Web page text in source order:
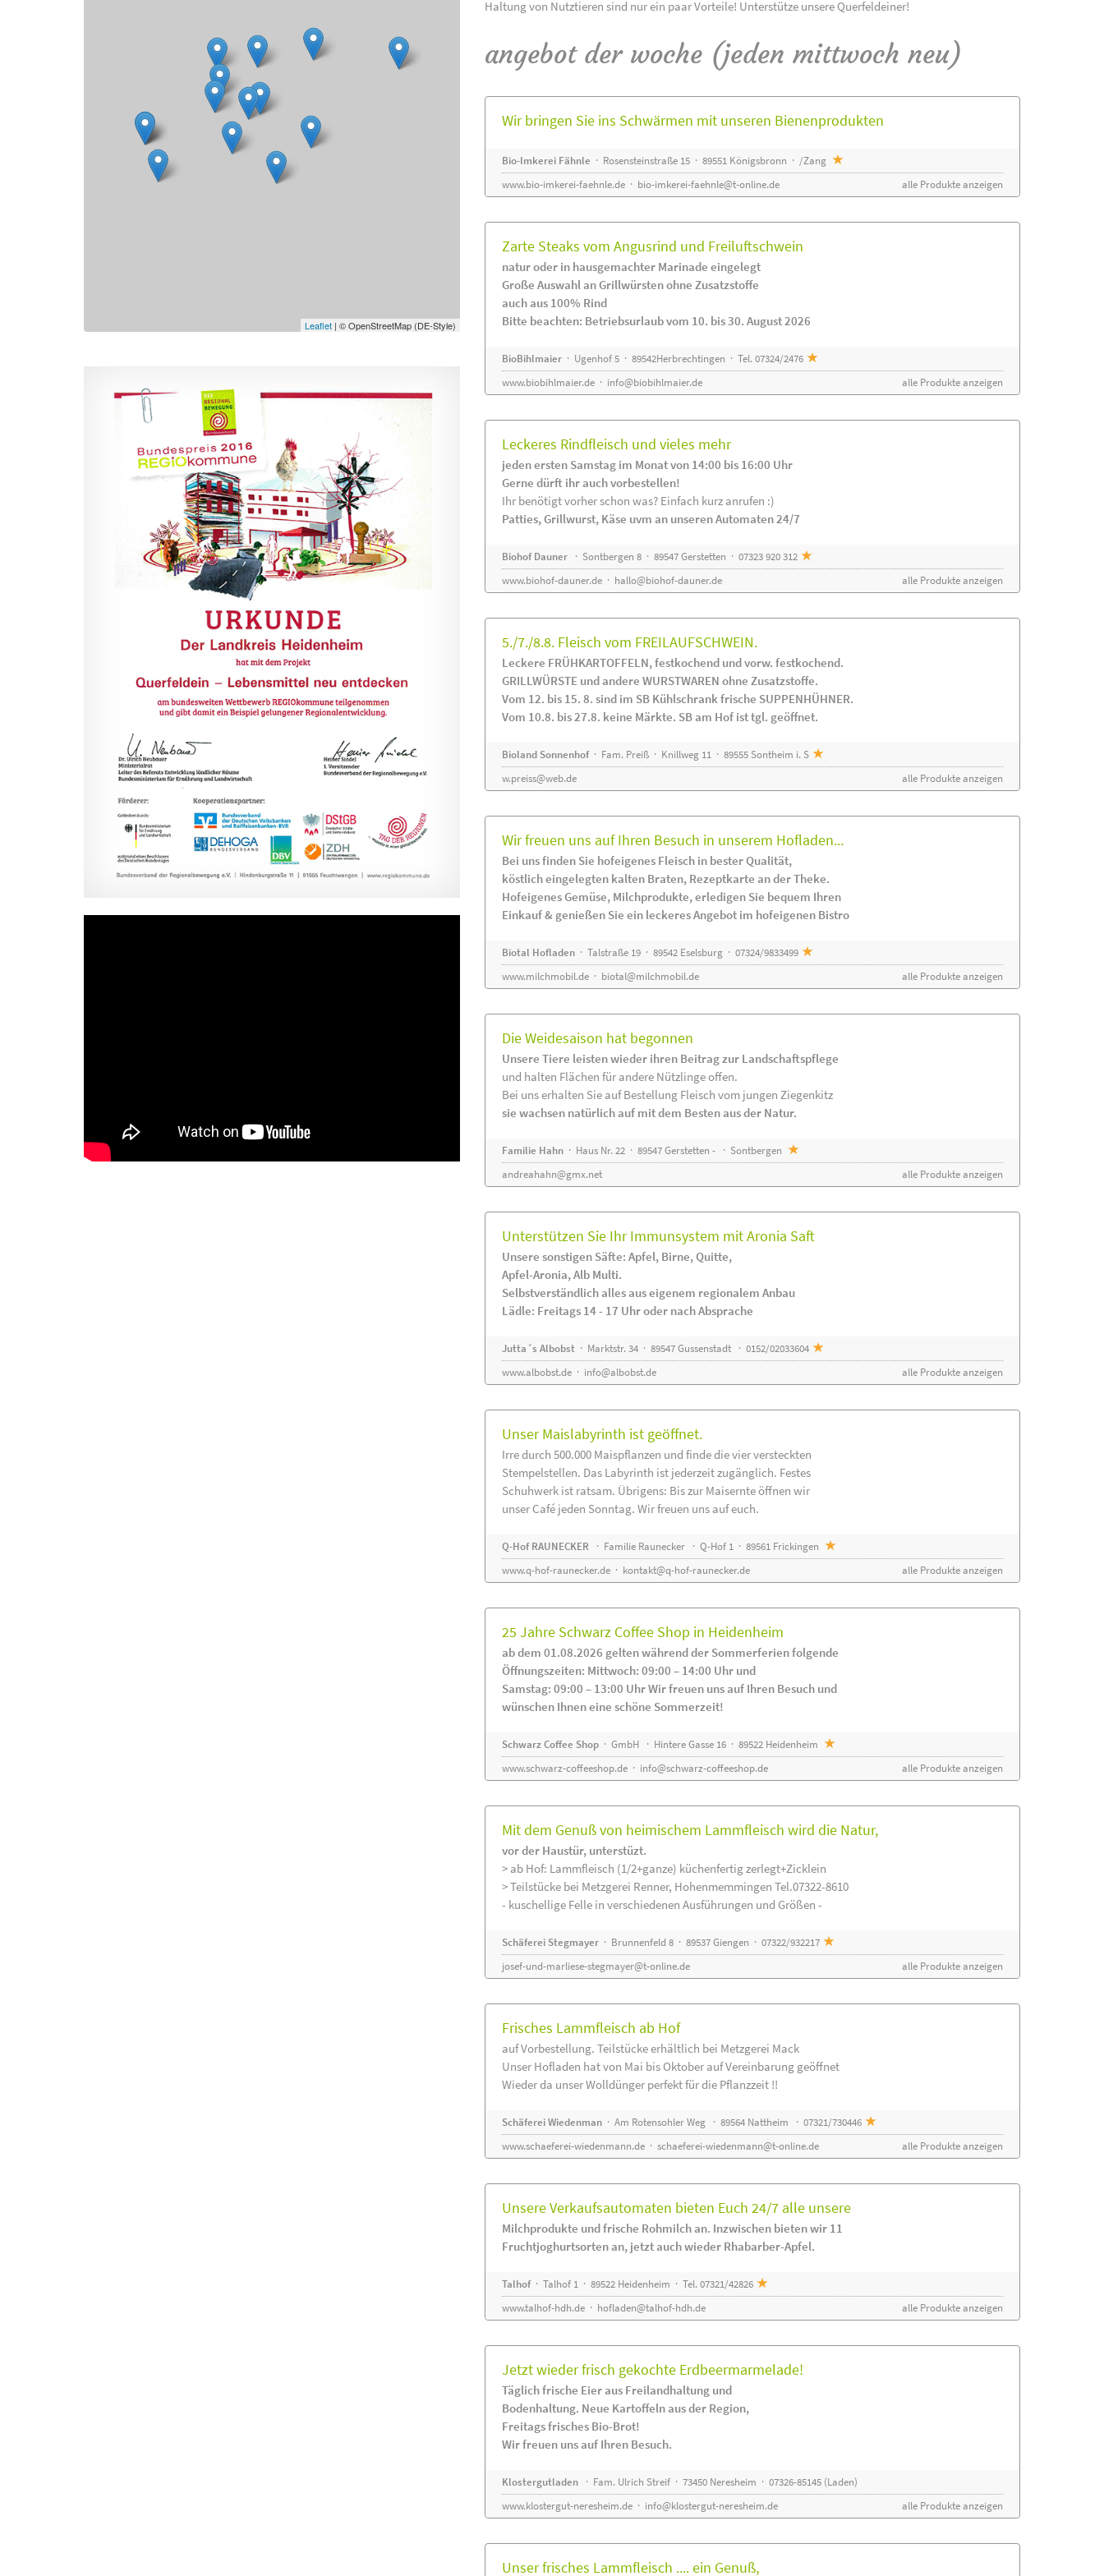
Leaflet| © OpenStreetMap (DE-Style)
Haltung von Nutztieren sind nur ein paar Vorteile! Unterstütze unsere Querfeldeiner!
angebot der woche (jeden mittwoch neu)
Wir bringen Sie ins Schwärmen mit unseren Bienenprodukten
Bio-Imkerei Fähnle · Rosensteinstraße 15 · 89551 Königsbronn · /Zang
www.bio-imkerei-faehnle.de· bio-imkerei-faehnle@t-online.de alle Produkte anzeigen
Zarte Steaks vom Angusrind und Freiluftschwein
natur oder in hausgemachter Marinade eingelegt
Große Auswahl an Grillwürsten ohne Zusatzstoffe
auch aus 100% Rind
Bitte beachten: Betriebsurlaub vom 10. bis 30. August 2026
BioBihlmaier· Ugenhof 5 · 89542Herbrechtingen · Tel. 07324/2476
www.biobihlmaier.de· info@biobihlmaier.de alle Produkte anzeigen
Leckeres Rindfleisch und vieles mehr
jeden ersten Samstag im Monat von 14:00 bis 16:00 Uhr
Gerne dürft ihr auch vorbestellen!
Ihr benötigt vorher schon was? Einfach kurz anrufen :)
Patties, Grillwurst, Käse uvm an unseren Automaten 24/7
Biohof Dauner · Sontbergen 8 · 89547 Gerstetten · 07323 920 312
www.biohof-dauner.de· hallo@biohof-dauner.de alle Produkte anzeigen
5./7./8.8. Fleisch vom FREILAUFSCHWEIN.
Leckere FRÜHKARTOFFELN, festkochend und vorw. festkochend.
GRILLWÜRSTE und andere WURSTWAREN ohne Zusatzstoffe.
Vom 12. bis 15. 8. sind im SB Kühlschrank frische SUPPENHÜHNER.
Vom 10.8. bis 27.8. keine Märkte. SB am Hof ist tgl. geöffnet.
Bioland Sonnenhof· Fam. Preiß · Knillweg 11 · 89555 Sontheim i. S
w.preiss@web.de
alle Produkte anzeigen
Wir freuen uns auf Ihren Besuch in unserem Hofladen...
Bei uns finden Sie hofeigenes Fleisch in bester Qualität,
köstlich eingelegten kalten Braten, Rezeptkarte an der Theke.
Hofeigenes Gemüse, Milchprodukte, erledigen Sie bequem Ihren
Einkauf & genießen Sie ein leckeres Angebot im hofeigenen Bistro
Biotal Hofladen· Talstraße 19 · 89542 Eselsburg · 07324/9833499
www.milchmobil.de· biotal@milchmobil.de alle Produkte anzeigen
Die Weidesaison hat begonnen
Unsere Tiere leisten wieder ihren Beitrag zur Landschaftspflege
und halten Flächen für andere Nützlinge offen.
Bei uns erhalten Sie auf Bestellung Fleisch vom jungen Ziegenkitz
sie wachsen natürlich auf mit dem Besten aus der Natur.
Familie Hahn· Haus Nr. 22 · 89547 Gerstetten - · Sontbergen
andreahahn@gmx.net
alle Produkte anzeigen
Unterstützen Sie Ihr Immunsystem mit Aronia Saft
Unsere sonstigen Säfte: Apfel, Birne, Quitte,
Apfel-Aronia, Alb Multi.
Selbstverständlich alles aus eigenem regionalem Anbau
Lädle: Freitags 14 - 17 Uhr oder nach Absprache
Jutta´s Albobst· Marktstr. 34 · 89547 Gussenstadt · 0152/02033604
www.albobst.de· info@albobst.de alle Produkte anzeigen
Unser Maislabyrinth ist geöffnet.
Irre durch 500.000 Maispflanzen und finde die vier versteckten
Stempelstellen. Das Labyrinth ist jederzeit zugänglich. Festes
Schuhwerk ist ratsam. Übrigens: Bis zur Maisernte öffnen wir
unser Café jeden Sonntag. Wir freuen uns auf euch.
Q-Hof RAUNECKER
· Familie Raunecker · Q-Hof 1 · 89561 Frickingen
www.q-hof-raunecker.de· kontakt@q-hof-raunecker.de alle Produkte anzeigen
25 Jahre Schwarz Coffee Shop in Heidenheim
ab dem 01.08.2026 gelten während der Sommerferien folgende
Öffnungszeiten: Mittwoch: 09:00 – 14:00 Uhr und
Samstag: 09:00 – 13:00 Uhr Wir freuen uns auf Ihren Besuch und
wünschen Ihnen eine schöne Sommerzeit!
Schwarz Coffee Shop· GmbH · Hintere Gasse 16 · 89522 Heidenheim
www.schwarz-coffeeshop.de· info@schwarz-coffeeshop.de alle Produkte anzeigen
Mit dem Genuß von heimischem Lammfleisch wird die Natur,
vor der Haustür, unterstüzt.
> ab Hof: Lammfleisch (1/2+ganze) küchenfertig zerlegt+Zicklein
> Teilstücke bei Metzgerei Renner, Hohenmemmingen Tel.07322-8610
- kuschellige Felle in verschiedenen Ausführungen und Größen -
Schäferei Stegmayer· Brunnenfeld 8 · 89537 Giengen · 07322/932217
josef-und-marliese-stegmayer@t-online.de
alle Produkte anzeigen
Frisches Lammfleisch ab Hof
auf Vorbestellung. Teilstücke erhältlich bei Metzgerei Mack
Unser Hofladen hat von Mai bis Oktober auf Vereinbarung geöffnet
Wieder da unser Wolldünger perfekt für die Pflanzzeit !!
Schäferei Wiedenman· Am Rotensohler Weg · 89564 Nattheim · 07321/730446
www.schaeferei-wiedenmann.de· schaeferei-wiedenmann@t-online.de alle Produkte anzeigen
Unsere Verkaufsautomaten bieten Euch 24/7 alle unsere
Milchprodukte und frische Rohmilch an. Inzwischen bieten wir 11
Fruchtjoghurtsorten an, jetzt auch wieder Rhabarber-Apfel.
Talhof· Talhof 1 · 89522 Heidenheim · Tel. 07321/42826
www.talhof-hdh.de· hofladen@talhof-hdh.de alle Produkte anzeigen
Jetzt wieder frisch gekochte Erdbeermarmelade!
Täglich frische Eier aus Freilandhaltung und
Bodenhaltung. Neue Kartoffeln aus der Region,
Freitags frisches Bio-Brot!
Wir freuen uns auf Ihren Besuch.
Klostergutladen · Fam. Ulrich Streif · 73450 Neresheim · 07326-85145 (Laden)
www.klostergut-neresheim.de· info@klostergut-neresheim.de alle Produkte anzeigen
Unser frisches Lammfleisch .... ein Genuß,